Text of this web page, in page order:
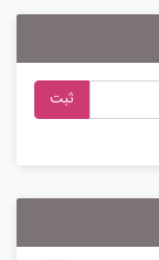
ثبت